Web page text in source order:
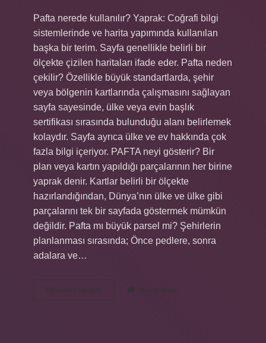
Pafta nerede kullanılır? Yaprak: Coğrafi bilgi
sistemlerinde ve harita yapımında kullanılan
başka bir terim. Sayfa genellikle belirli bir
ölçekte çizilen haritaları ifade eder. Pafta neden
çekilir? Özellikle büyük standartlarda, şehir
veya bölgenin kartlarında çalışmasını sağlayan
sayfa sayesinde, ülke veya evin başlık
sertifikası sırasında bulunduğu alanı belirlemek
kolaydır. Sayfa ayrıca ülke ve ev hakkında çok
fazla bilgi içeriyor. PAFTA neyi gösterir? Bir
plan veya kartın yapıldığı parçalarının her birine
yaprak denir. Kartlar belirli bir ölçekte
hazırlandığından, Dünya’nın ülke ve ülke gibi
parçalarını tek bir sayfada göstermek mümkün
değildir. Pafta mı büyük parsel mi? Şehirlerin
planlanması sırasında; Önce pedlere, sonra
adalara ve…
Devamını okuyun
Nerede
Yorum Bırak